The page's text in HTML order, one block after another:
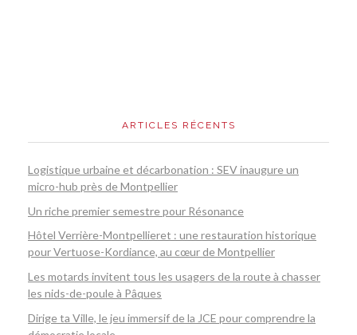
ARTICLES RÉCENTS
Logistique urbaine et décarbonation : SEV inaugure un
micro-hub près de Montpellier
Un riche premier semestre pour Résonance
Hôtel Verrière-Montpellieret : une restauration historique
pour Vertuose-Kordiance, au cœur de Montpellier
Les motards invitent tous les usagers de la route à chasser
les nids-de-poule à Pâques
Dirige ta Ville, le jeu immersif de la JCE pour comprendre la